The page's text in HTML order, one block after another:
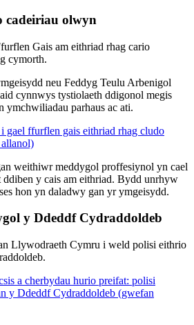
cadeiriau olwyn
Gais am eithriad rhag cario
cymorth.
neu Feddyg Teulu Arbenigol
cynnwys tystiolaeth ddigonol megis
ymchwiliadau parhaus ac ati.
ffurflen gais eithriad rhag cludo
weithiwr meddygol proffesiynol yn cael
y cais am eithriad. Bydd unrhyw
hon yn daladwy gan yr ymgeisydd.
y Ddeddf Cydraddoldeb
Llywodraeth Cymru i weld polisi eithrio
a cherbydau hurio preifat: polisi
y Ddeddf Cydraddoldeb (gwefan